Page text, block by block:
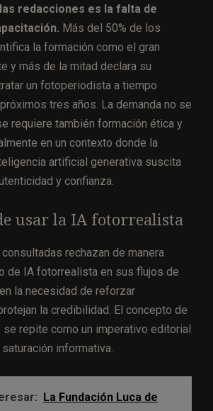
redacciones es la falta de
Más del 50% de los
la formación como el gran
y más de la mitad declara su
un fotoperiodista a tiempo
tres años. La demanda no se
requiere también formación ética y
en un contexto donde la
artificial generativa suscita
y confianza.
usar la IA fotorrealista
rechazan de manera
de IA fotorrealista en sus flujos de
la necesidad de reforzar
la credibilidad. El concepto de
se repite como un imperativo editorial
informativa.
La Fundación Luca de